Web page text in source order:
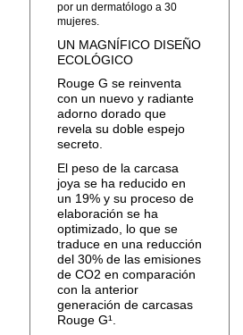
por un dermatólogo a 30
mujeres.
UN MAGNÍFICO DISEÑO
ECOLÓGICO
Rouge G se reinventa
con un nuevo y radiante
adorno dorado que
revela su doble espejo
secreto.
El peso de la carcasa
joya se ha reducido en
un 19% y su proceso de
elaboración se ha
optimizado, lo que se
traduce en una reducción
del 30% de las emisiones
de CO2 en comparación
con la anterior
generación de carcasas
Rouge G¹.